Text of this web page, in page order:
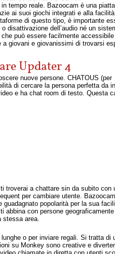
tempo reale. Bazoocam è una
ai suoi giochi integrati e alla facilità
di questo tipo, è importante
disattivazione dell’audio né un
può essere facilmente
giovani e giovanissimi di trovarsi
Updater 4
nuove persone. CHATOUS (per
di cercare la persona perfetta da
e ha chat room di testo. Questa
troverai a chattare sin da subito con
per cambiare utente.
popolarità per la sua
abbina con persone
stessa area.
o per inviare regali. Si tratta di
su Monkey sono creative e